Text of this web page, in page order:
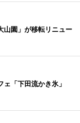
山園」が移転リニュー
ェ「下田流かき氷」